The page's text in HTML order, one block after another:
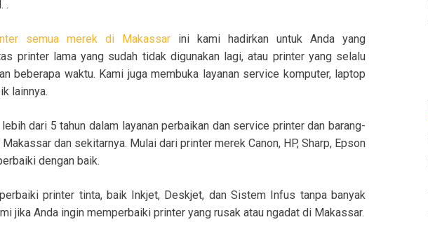
.
semua merek di Makassar ini kami hadirkan untuk Anda yang
printer lama yang sudah tidak digunakan lagi, atau printer yang selalu
beberapa waktu. Kami juga membuka layanan service komputer, laptop
lainnya.
dari 5 tahun dalam layanan perbaikan dan service printer dan barang-
dan sekitarnya. Mulai dari printer merek Canon, HP, Sharp, Epson
dengan baik.
printer tinta, baik Inkjet, Deskjet, dan Sistem Infus tanpa banyak
jika Anda ingin memperbaiki printer yang rusak atau ngadat di Makassar.